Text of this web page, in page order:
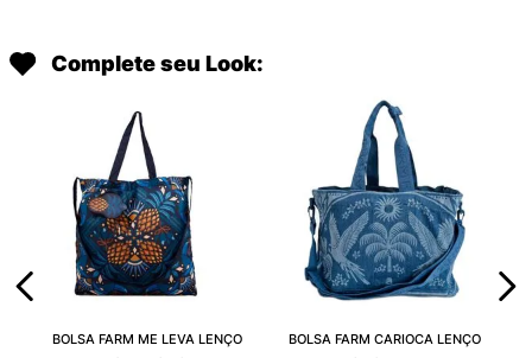
Complete seu Look:
BOLSA FARM ME LEVA LENÇO
BOLSA FARM CARIOCA LENÇO